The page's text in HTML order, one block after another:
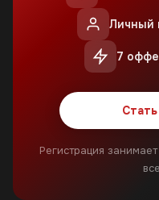
Личный
7
Регистрация